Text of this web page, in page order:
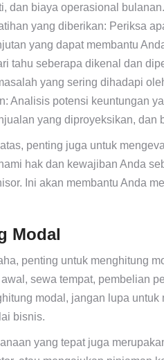
dan biaya operasional bulanan.
yang diberikan: Periksa
yang dapat membantu
tahu seberapa dikenal dan
yang sering dihadapi
Analisis potensi keuntungan
yang diproyeksikan, dan
penting juga untuk
hak dan kewajiban Anda
Ini akan membantu Anda
Modal
penting untuk menghitung
sewa tempat, pembelian
modal, jangan lupa
bisnis.
yang tepat juga